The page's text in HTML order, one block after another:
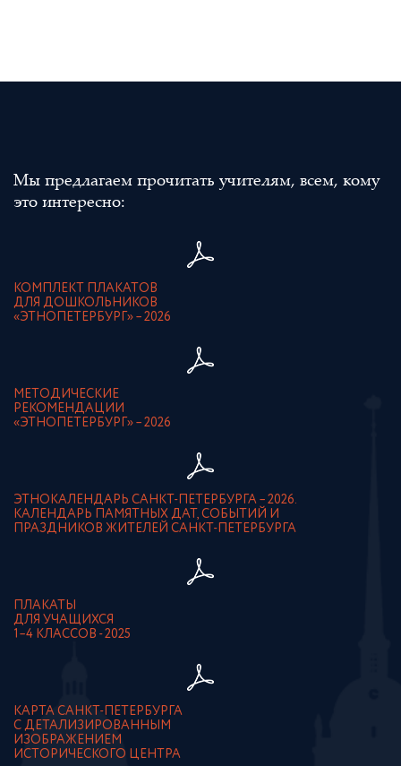
Мы предлагаем прочитать учителям, всем, кому
это интересно:
КОМПЛЕКТ ПЛАКАТОВ
ДЛЯ ДОШКОЛЬНИКОВ
«ЭТНОПЕТЕРБУРГ» – 2026
МЕТОДИЧЕСКИЕ
РЕКОМЕНДАЦИИ
«ЭТНОПЕТЕРБУРГ» – 2026
ЭТНОКАЛЕНДАРЬ САНКТ-ПЕТЕРБУРГА – 2026.
КАЛЕНДАРЬ ПАМЯТНЫХ ДАТ, СОБЫТИЙ И
ПРАЗДНИКОВ ЖИТЕЛЕЙ САНКТ-ПЕТЕРБУРГА
ПЛАКАТЫ
ДЛЯ УЧАЩИХСЯ
1–4 КЛАССОВ - 2025
КАРТА САНКТ-ПЕТЕРБУРГА
С ДЕТАЛИЗИРОВАННЫМ
ИЗОБРАЖЕНИЕМ
ИСТОРИЧЕСКОГО ЦЕНТРА